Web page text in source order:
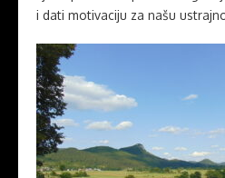
i dati motivaciju za našu